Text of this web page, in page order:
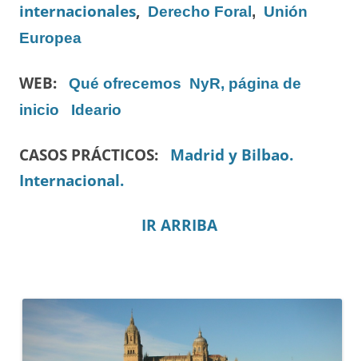
internacionales, Derecho Foral , Unión
Europea
WEB: Qué ofrecemos NyR, página de
inicio
Ideario
CASOS PRÁCTICOS: Madrid y Bilbao.
Internacional.
IR ARRIBA